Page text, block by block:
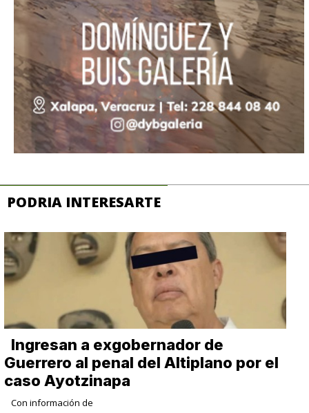
PODRIA INTERESARTE
Ingresan a exgobernador de
Guerrero al penal del Altiplano por el
caso Ayotzinapa
Con información de